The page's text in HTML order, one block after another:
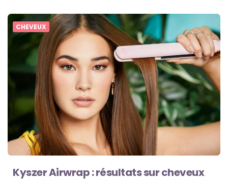
CHEVEUX
Kyszer Airwrap : résultats sur cheveux